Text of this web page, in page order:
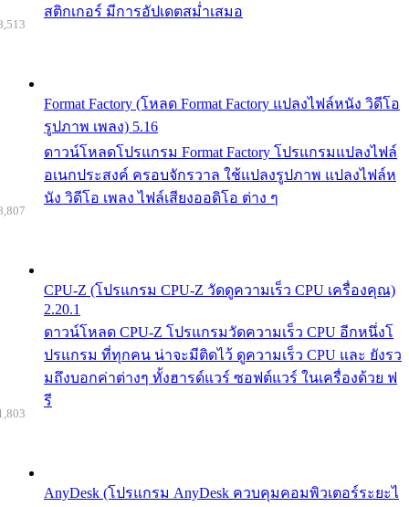
สติกเกอร์ มีการอัปเดตสม่ำเสมอ
Format Factory (โหลด Format Factory แปลงไฟล์หนัง วิดีโอ
รูปภาพ เพลง) 5.16
ดาวน์โหลดโปรแกรม Format Factory โปรแกรมแปลงไฟล์
อเนกประสงค์ ครอบจักรวาล ใช้แปลงรูปภาพ แปลงไฟล์ห
นัง วิดีโอ เพลง ไฟล์เสียงออดิโอ ต่าง ๆ
CPU-Z (โปรแกรม CPU-Z วัดดูความเร็ว CPU เครื่องคุณ)
2.20.1
ดาวน์โหลด CPU-Z โปรแกรมวัดความเร็ว CPU อีกหนึ่งโ
ปรแกรม ที่ทุกคน น่าจะมีติดไว้ ดูความเร็ว CPU และ ยังรว
มถึงบอกค่าต่างๆ ทั้งฮารด์แวร์ ซอฟต์แวร์ ในเครื่องด้วย ฟ
รี
AnyDesk (โปรแกรม AnyDesk ควบคุมคอมพิวเตอร์ระยะไ